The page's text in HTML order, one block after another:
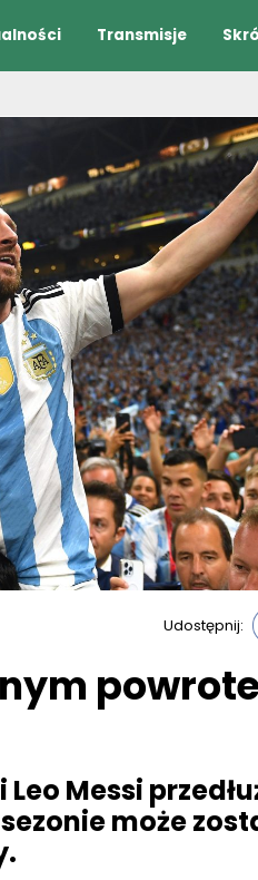
Transmisje
Udostępnij:
Leo Messi
może